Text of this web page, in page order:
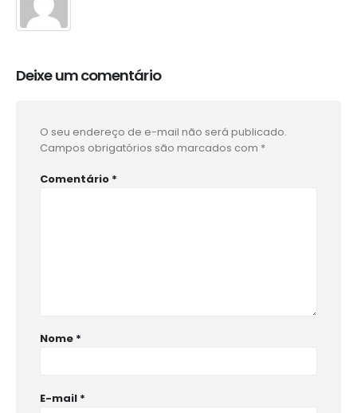
Deixe um comentário
O seu endereço de e-mail não será publicado.
Campos obrigatórios são marcados com *
Comentário *
Nome *
E-mail *